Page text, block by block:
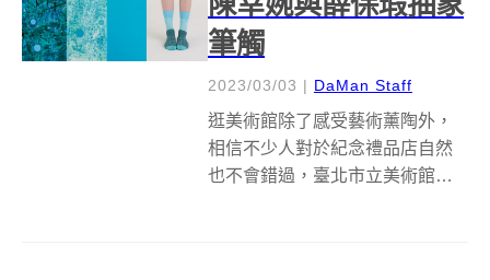
筆觸
2023/03/03 | DaMan Staff
逛美術館除了感受藝術薰陶外，
相信不少人對於紀念禮品店自然
也不會錯過，臺北市立美術館